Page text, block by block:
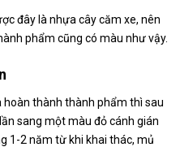
đây là nhựa cây căm xe, nên
phẩm cũng có màu như vậy.
hoàn thành thành phẩm thì sau
sang một màu đỏ cánh gián
1-2 năm từ khi khai thác, mủ